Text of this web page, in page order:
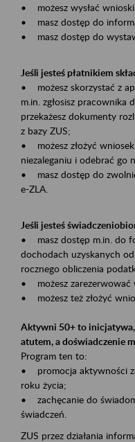
• możesz wysłać wnioski
• masz dostęp do
• masz dostęp do
Jeśli jesteś płatnikiem
• możesz skorzystać z
m.in. zgłosisz pracownika
przekażesz dokumenty
z bazy ZUS;
• możesz złożyć
niezaleganiu i odebrać go
• masz dostęp do
e-ZLA.
Jeśli jesteś
• masz dostęp m.in. do
dochodach uzyskanych
rocznego obliczenia
• możesz zarezerwować
• możesz też złożyć
Aktywni 50+ to
atutem, a doświadczenie
Program ten to:
• promocja aktywności
roku życia;
• zachęcanie do
świadczeń.
ZUS przez działania